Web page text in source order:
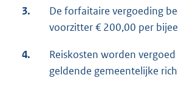
3.
De forfaitaire vergoeding
voorzitter € 200,00 per
4.
Reiskosten worden
geldende gemeentelijke